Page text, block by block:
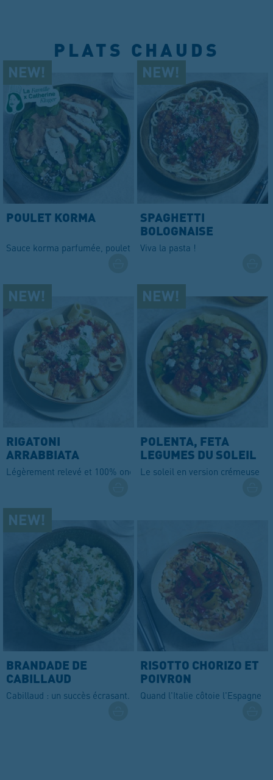
PLATS CHAUDS
POULET KORMA
Sauce korma parfumée, poulet et coriandre
SPAGHETTI
BOLOGNAISE
Viva la pasta !
RIGATONI
ARRABBIATA
STRACCIATELLA
Légèrement relevé et 100% onctueux
POLENTA, FETA
LEGUMES DU SOLEIL
ROTIS
Le soleil en version crémeuse
BRANDADE DE
CABILLAUD
Cabillaud : un succès écrasant.
RISOTTO CHORIZO ET
POIVRON
Quand l'Italie côtoie l'Espagne !